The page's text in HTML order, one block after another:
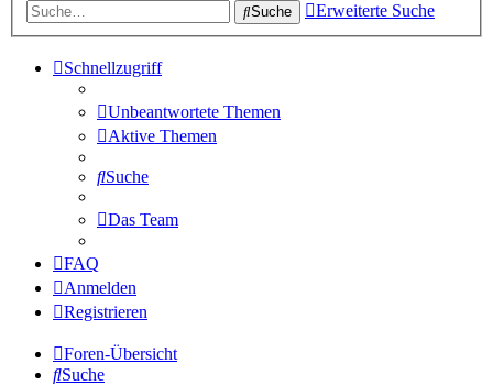
Suche Erweiterte Suche
Schnellzugriff
Unbeantwortete Themen
Aktive Themen
Suche
Das Team
FAQ
Anmelden
Registrieren
Foren-Übersicht
Suche